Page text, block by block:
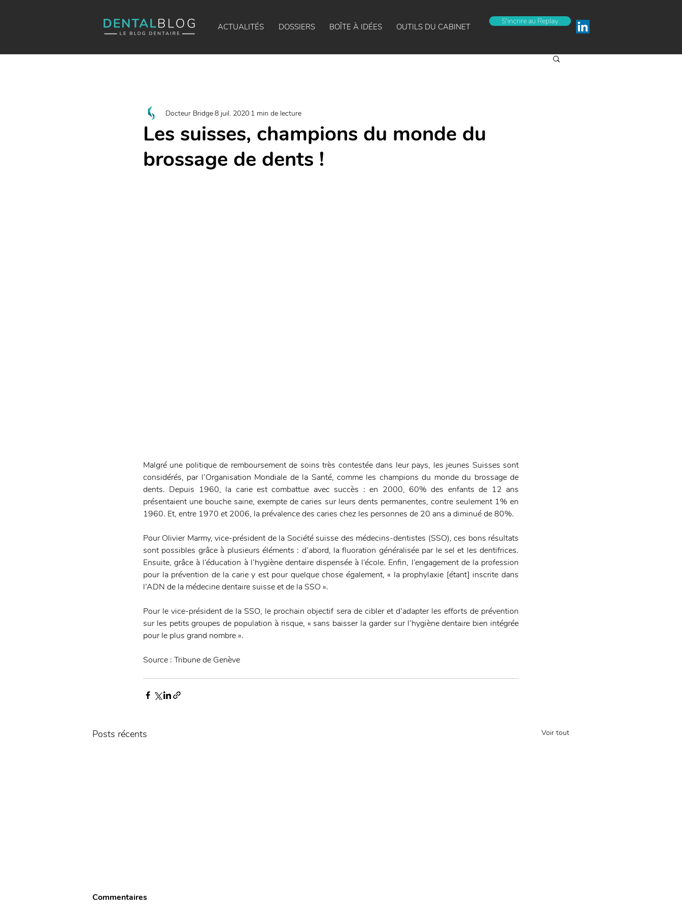
ACTUALITÉS DOSSIERS BOÎTE À IDÉES OUTILS DU CABINET
S'incrire au Replay
Les suisses, champions du monde du
brossage de dents !
Docteur Bridge8 juil. 2020 1 min de lecture
Malgré une politique de remboursement de soins très contestée dans leur pays, les jeunes Suisses sont
considérés, par l’Organisation Mondiale de la Santé, comme les champions du monde du brossage de
dents. Depuis 1960, la carie est combattue avec succès : en 2000, 60% des enfants de 12 ans
présentaient une bouche saine, exempte de caries sur leurs dents permanentes, contre seulement 1% en
1960. Et, entre 1970 et 2006, la prévalence des caries chez les personnes de 20 ans a diminué de 80%.
Pour Olivier Marmy, vice-président de la Société suisse des médecins-dentistes (SSO), ces bons résultats
sont possibles grâce à plusieurs éléments : d’abord, la fluoration généralisée par le sel et les dentifrices.
Ensuite, grâce à l’éducation à l’hygiène dentaire dispensée à l’école. Enfin, l’engagement de la profession
pour la prévention de la carie y est pour quelque chose également, « la prophylaxie [étant] inscrite dans
l’ADN de la médecine dentaire suisse et de la SSO ».
Pour le vice-président de la SSO, le prochain objectif sera de cibler et d’adapter les efforts de prévention
sur les petits groupes de population à risque, « sans baisser la garder sur l’hygiène dentaire bien intégrée
pour le plus grand nombre ».
Source : Tribune de Genève
Posts récents Voir tout
Commentaires